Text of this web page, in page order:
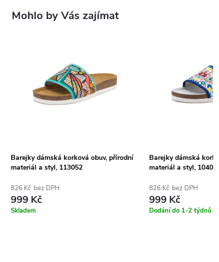
Mohlo by Vás zajímat
Barejky dámská korková obuv, přírodní
materiál a styl, 113052
826 Kč bez DPH
999 Kč
Skladem
Barejky dámská
materiál a styl,
826 Kč bez DPH
999 Kč
Dodání do 1-2 týdnů